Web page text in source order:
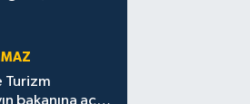
Turizm
bakanına açık